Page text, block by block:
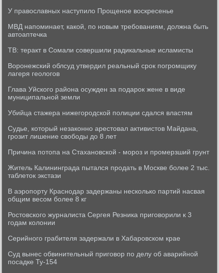
У православных наступило Прощеное воскресенье
МВД напоминает, какой, по новым требованиям, должна быть
автоаптечка
ТВ: теракт в Сомали совершили радикальные исламисты
Воронежский облсуд утвердил реальный срок погромщику
лагеря геологов
Глава Уйского района осужден за подарок жене в виде
муниципальной земли
Убийца стажера нижегородской полиции сдался властям
Судье, который незаконно арестовал активистов Майдана,
грозит лишение свободы до 8 лет
Причина потопа на Стахановской - мороз и промерзший грунт
Житель Калининграда пытался продать в Москве более 2 тыс.
таблеток экстази
В аэропорту Краснодар задержаны несколько партий насвая
общим весом более 8 кг
Ростовского журналиста Сергея Резника приговорили к 3
годам колонии
Серийного грабителя задержали в Хабаровском крае
Суд вынес обвинительный приговор по делу об аварийной
посадке Ту-154